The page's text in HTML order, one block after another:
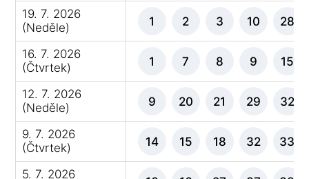
19. 7. 2026
(Neděle)
1 2 3 10 28
16. 7. 2026
(Čtvrtek)
1 7 8 9 15
12. 7. 2026
(Neděle)
9 20 21 29 32
9. 7. 2026
(Čtvrtek)
14 15 18 32 33
5. 7. 2026